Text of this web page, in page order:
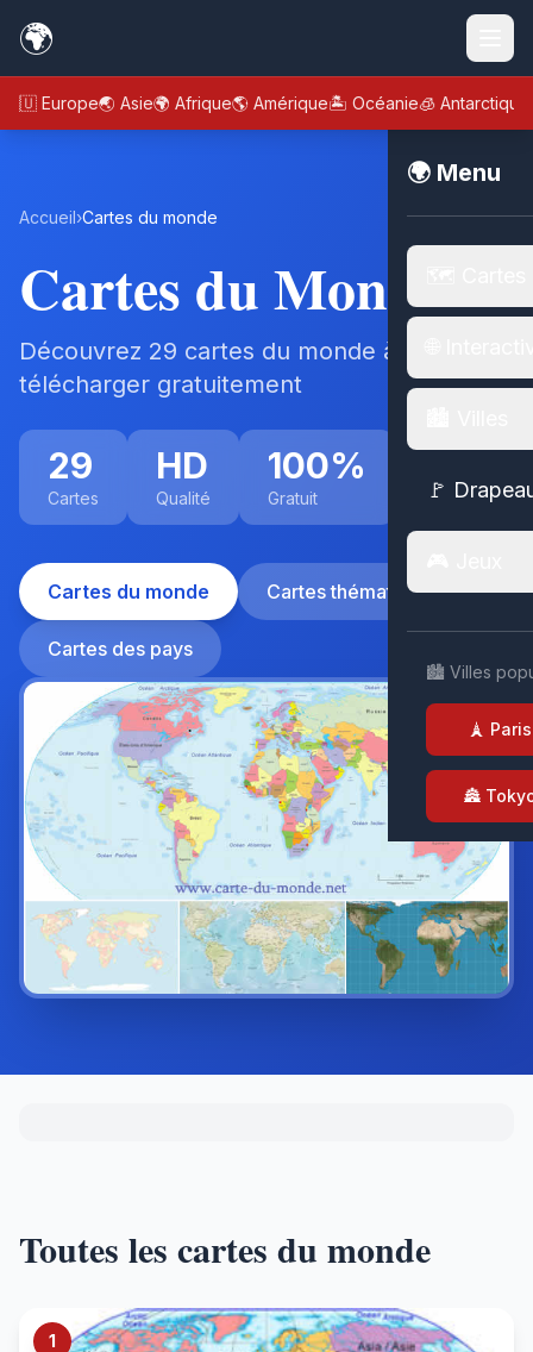
🌍
🇪🇺 Europe🌏 Asie🌍 Afrique🌎 Amérique🏝️ Océanie🧊 Antarctique
🌍 Menu
🚩
🏙️ Villes
🗼 Paris
🏯
Accueil›Cartes du monde
Cartes du Monde
Découvrez 29 cartes du monde à
télécharger gratuitement
29
Cartes
HD
Qualité
100%
Gratuit
Cartes du monde Cartes thématiques
Cartes des pays
Toutes les cartes du monde
1